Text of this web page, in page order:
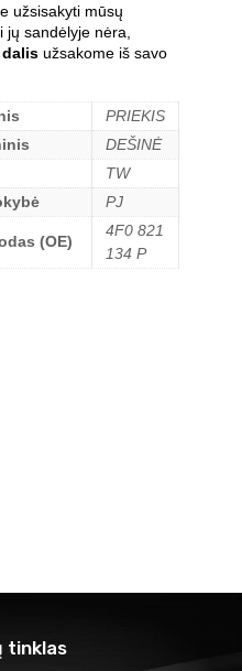
užsisakyti mūsų
sandėlyje nėra,
užsakome iš savo
PRIEKIS
DEŠINĖ
TW
PJ
(OE)
4F0 821
134 P
tinklas